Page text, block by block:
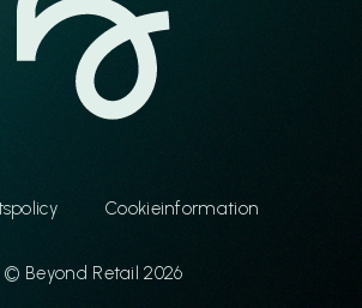
Cookieinformation
© Beyond Retail 2026